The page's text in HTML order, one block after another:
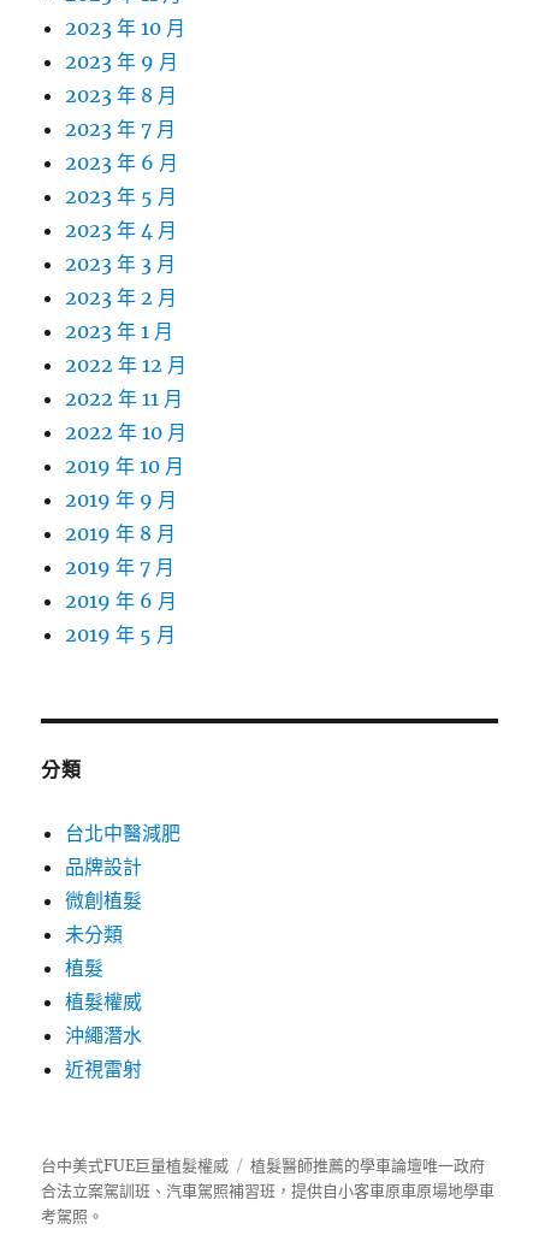
2023 年 10 月
2023 年 9 月
2023 年 8 月
2023 年 7 月
2023 年 6 月
2023 年 5 月
2023 年 4 月
2023 年 3 月
2023 年 2 月
2023 年 1 月
2022 年 12 月
2022 年 11 月
2022 年 10 月
2019 年 10 月
2019 年 9 月
2019 年 8 月
2019 年 7 月
2019 年 6 月
2019 年 5 月
分類
台北中醫減肥
品牌設計
微創植髮
未分類
植髮
植髮權威
沖繩潛水
近視雷射
台中美式FUE巨量植髮權威 植髮醫師推薦的學車論壇唯一政府
合法立案駕訓班、汽車駕照補習班，提供自小客車原車原場地學車
考駕照。